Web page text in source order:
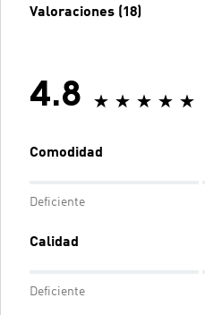
Valoraciones (18)
4.8
Comodidad
Deficiente
Calidad
Deficiente